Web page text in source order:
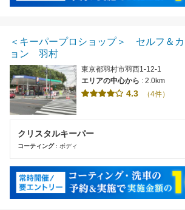
＜キーパープロショップ＞ セルフ＆
ョン 羽村
東京都羽村市羽西1-12-1
エリアの中心から : 2.0km
4.3 （4件）
クリスタルキーパー
コーティング: ボディ